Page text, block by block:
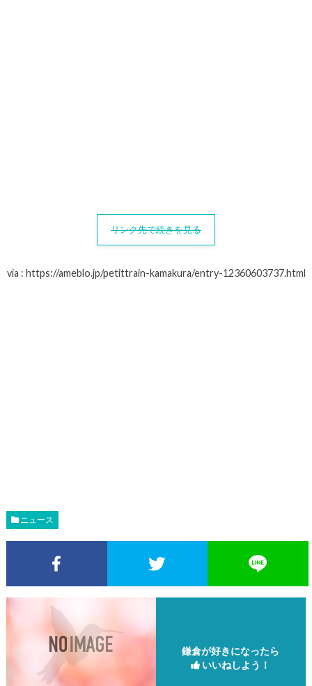
リンク先で続きを見る
via : https://ameblo.jp/petittrain-kamakura/entry-12360603737.html
ニュース
Facebookでシェア Twitterでシェア
鎌倉が好きになったら
いいねしよう！